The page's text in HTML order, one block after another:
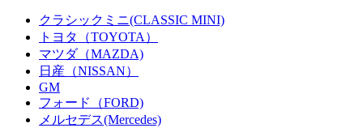
クラシックミニ(CLASSIC MINI)
トヨタ（TOYOTA）
マツダ（MAZDA)
日産（NISSAN）
GM
フォード（FORD)
メルセデス(Mercedes)